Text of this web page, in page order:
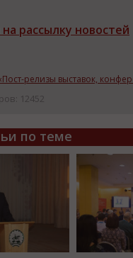
рассылку новостей
релизы выставок,
12452
по теме